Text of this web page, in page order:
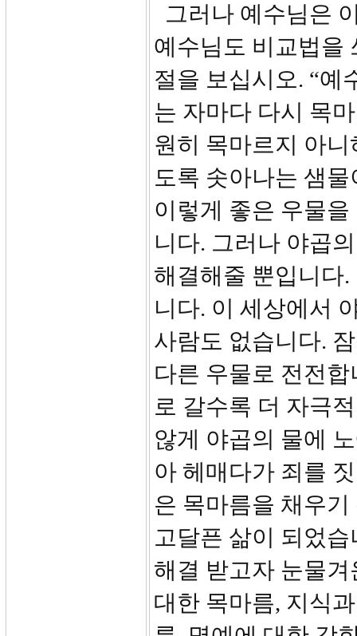
그러나 예수님은
예수님도 비교법을
절을 보십시오. “예
는 자마다 다시 목
원히 목마르지 아
도록 솟아나는 샘
이렇게 좋은 우물
니다. 그러나 야곱
해결해줄 뿐입니다
니다. 이 세상에서
사람도 없습니다.
다른 우물로 전전
로 갈수록 더 자극
않게 야곱의 물에
아 헤매다가 죄를
은 목마름을 채우
고달픈 삶이 되었
해결 받고자 눈물
대한 목마름, 지식